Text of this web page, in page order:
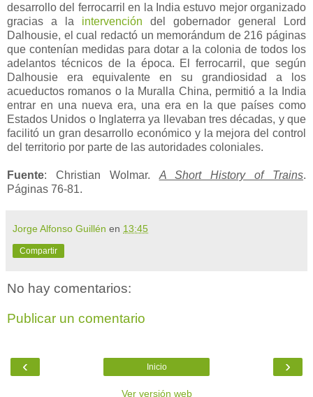
desarrollo del ferrocarril en la India estuvo mejor organizado
gracias a la intervención del gobernador general Lord
Dalhousie, el cual redactó un memorándum de 216 páginas
que contenían medidas para dotar a la colonia de todos los
adelantos técnicos de la época. El ferrocarril, que según
Dalhousie era equivalente en su grandiosidad a los
acueductos romanos o la Muralla China, permitió a la India
entrar en una nueva era, una era en la que países como
Estados Unidos o Inglaterra ya llevaban tres décadas, y que
facilitó un gran desarrollo económico y la mejora del control
del territorio por parte de las autoridades coloniales.
Fuente: Christian Wolmar. A Short History of Trains.
Páginas 76-81.
Jorge Alfonso Guillén en 13:45
Compartir
No hay comentarios:
Publicar un comentario
‹ ›
Inicio
Ver versión web